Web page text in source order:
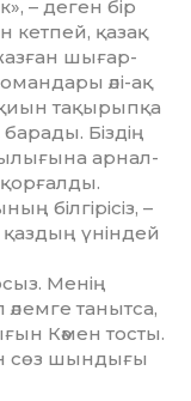
– деген бір
кетпей, қазақ
шы­ғар­
әлі-ақ
тақы­рыпқа
Біздің
арнал­
білгірісіз, –
үніндей
Менің
танытса,
Кәмен тосты.
сөз шын­дығы